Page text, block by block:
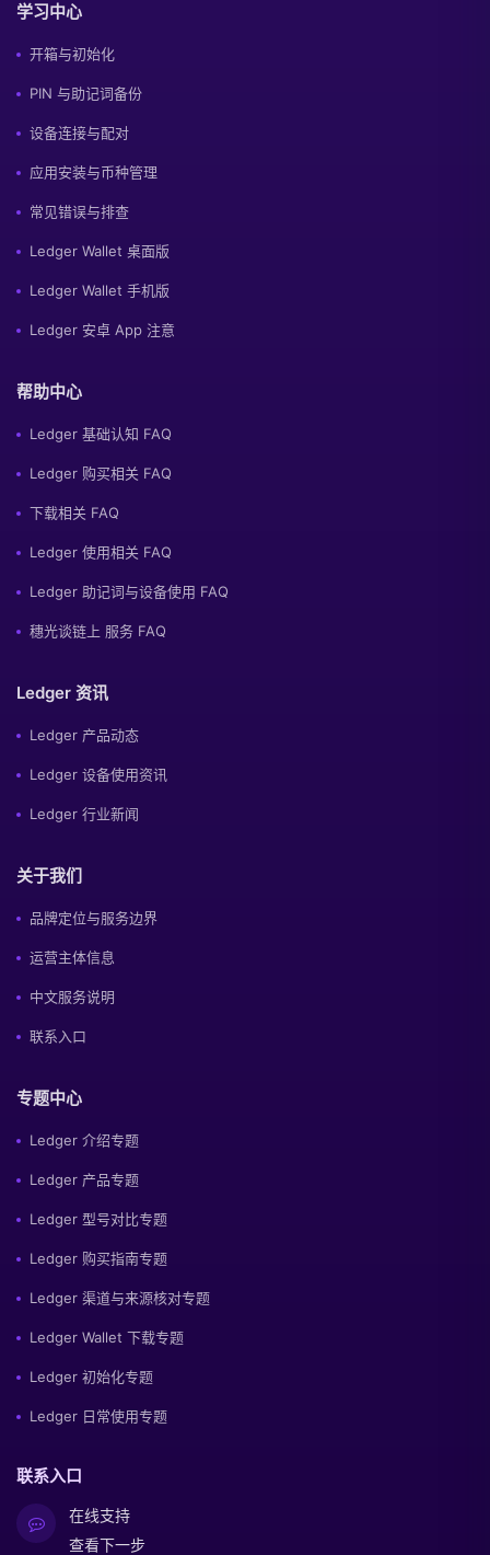
学习中心
开箱与初始化
PIN 与助记词备份
设备连接与配对
应用安装与币种管理
常见错误与排查
Ledger Wallet 桌面版
Ledger Wallet 手机版
Ledger 安卓 App 注意
帮助中心
Ledger 基础认知 FAQ
Ledger 购买相关 FAQ
下载相关 FAQ
Ledger 使用相关 FAQ
Ledger 助记词与设备使用 FAQ
穗光谈链上 服务 FAQ
Ledger 资讯
Ledger 产品动态
Ledger 设备使用资讯
Ledger 行业新闻
关于我们
品牌定位与服务边界
运营主体信息
中文服务说明
联系入口
专题中心
Ledger 介绍专题
Ledger 产品专题
Ledger 型号对比专题
Ledger 购买指南专题
Ledger 渠道与来源核对专题
Ledger Wallet 下载专题
Ledger 初始化专题
Ledger 日常使用专题
联系入口
在线支持
查看下一步